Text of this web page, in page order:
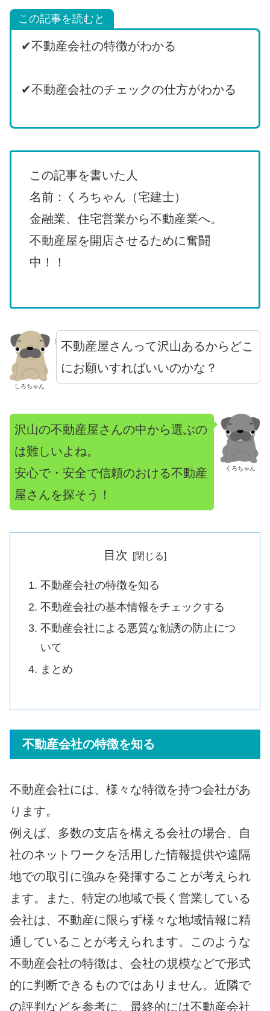
この記事を読むと
✔不動産会社の特徴がわかる
✔不動産会社のチェックの仕方がわかる
この記事を書いた人
名前：くろちゃん（宅建士）
金融業、住宅営業から不動産業へ。
不動産屋を開店させるために奮闘
中！！
しろちゃん
不動産屋さんって沢山あるからどこ
にお願いすればいいのかな？
くろちゃん
沢山の不動産屋さんの中から選ぶの
は難しいよね。
安心で・安全で信頼のおける不動産
屋さんを探そう！
目次
不動産会社の特徴を知る
不動産会社の基本情報をチェックする
不動産会社による悪質な勧誘の防止につ
いて
まとめ
不動産会社の特徴を知る
不動産会社には、様々な特徴を持つ会社があ
ります。
例えば、多数の支店を構える会社の場合、自
社のネットワークを活用した情報提供や遠隔
地での取引に強みを発揮することが考えられ
ます。また、特定の地域で長く営業している
会社は、不動産に限らず様々な地域情報に精
通していることが考えられます。このような
不動産会社の特徴は、会社の規模などで形式
的に判断できるものではありません。近隣で
の評判などを参考に、最終的には不動産会社